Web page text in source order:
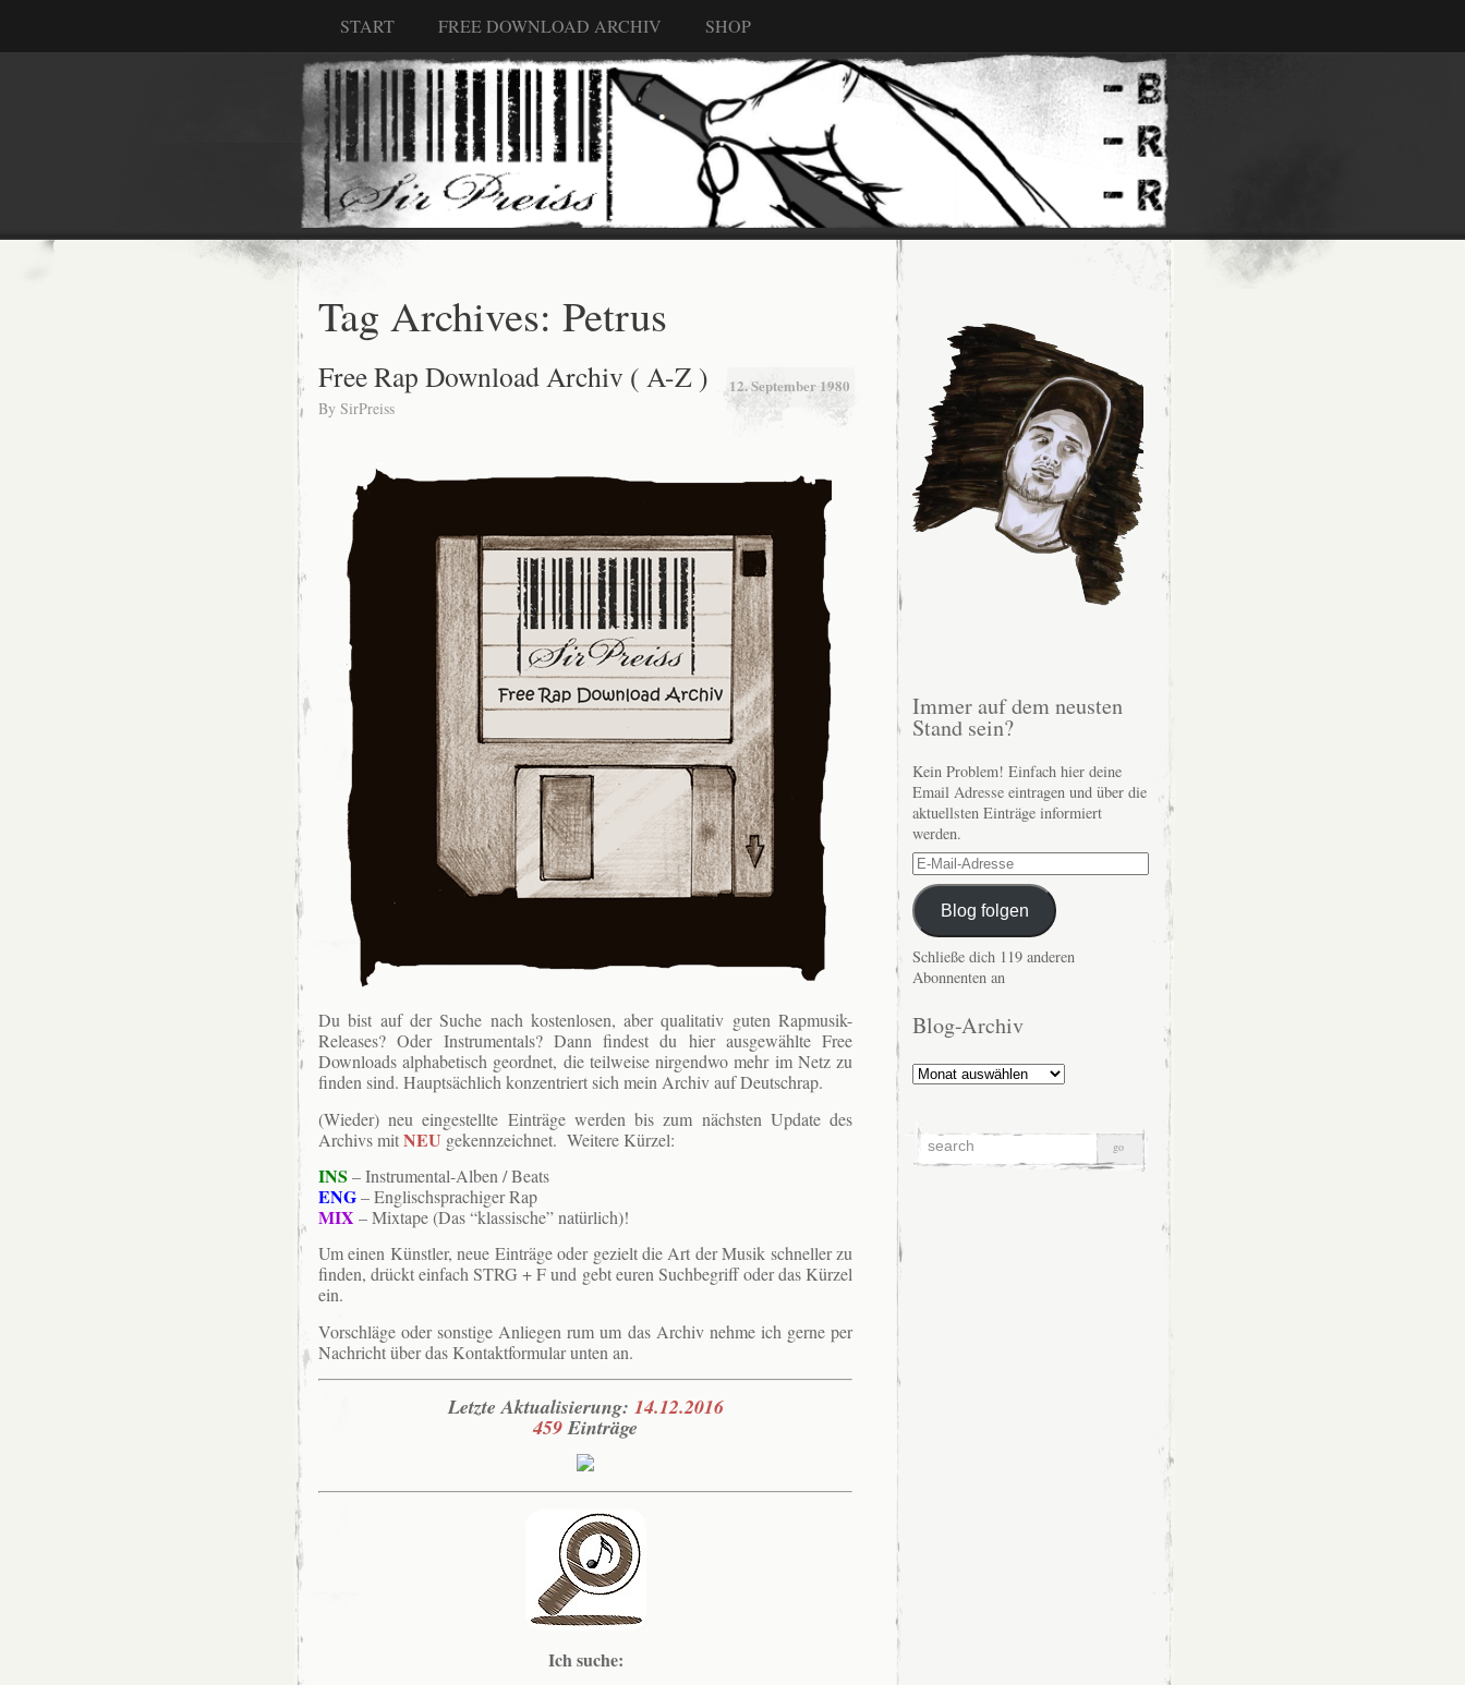
START FREE DOWNLOAD ARCHIV SHOP
Tag Archives: Petrus
12. September 1980
Free Rap Download Archiv ( A-Z )
By SirPreiss
Du bist auf der Suche nach kostenlosen, aber qualitativ guten Rapmusik-
Releases? Oder Instrumentals? Dann findest du hier ausgewählte Free
Downloads alphabetisch geordnet, die teilweise nirgendwo mehr im Netz zu
finden sind. Hauptsächlich konzentriert sich mein Archiv auf Deutschrap.
(Wieder) neu eingestellte Einträge werden bis zum nächsten Update des
Archivs mitNEU gekennzeichnet. Weitere Kürzel:
INS – Instrumental-Alben / Beats
ENG– Englischsprachiger Rap
MIX – Mixtape (Das “klassische” natürlich)!
Um einen Künstler, neue Einträge oder gezielt die Art der Musik schneller zu
finden, drückt einfach STRG + F und gebt euren Suchbegriff oder das Kürzel
ein.
Vorschläge oder sonstige Anliegen rum um das Archiv nehme ich gerne per
Nachricht über das Kontaktformular unten an.
Letzte Aktualisierung: 14.12.2016
459Einträge
Ich suche:
Immer auf dem neusten
Stand sein?
Kein Problem! Einfach hier deine
Email Adresse eintragen und über die
aktuellsten Einträge informiert
werden.
E-
Mail-
AdresseBlog folgen
Schließe dich 119 anderen
Abonnenten an
Blog-Archiv
Blog-
Archiv